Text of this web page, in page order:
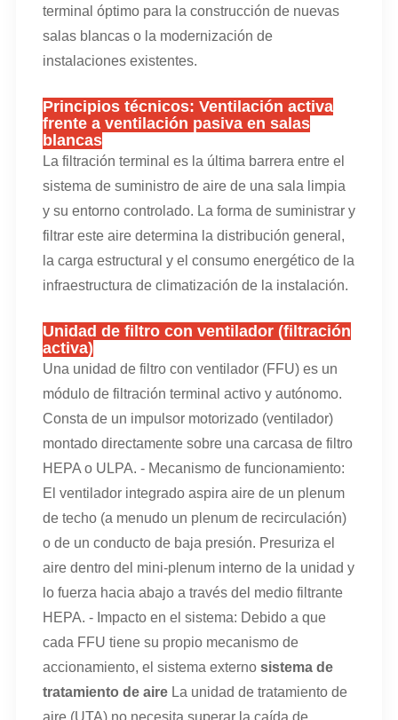
terminal óptimo para la construcción de nuevas
salas blancas o la modernización de
instalaciones existentes.
Principios técnicos: Ventilación activa
frente a ventilación pasiva en salas
blancas
La filtración terminal es la última barrera entre el
sistema de suministro de aire de una sala limpia
y su entorno controlado. La forma de suministrar y
filtrar este aire determina la distribución general,
la carga estructural y el consumo energético de la
infraestructura de climatización de la instalación.
Unidad de filtro con ventilador (filtración
activa)
Una unidad de filtro con ventilador (FFU) es un
módulo de filtración terminal activo y autónomo.
Consta de un impulsor motorizado (ventilador)
montado directamente sobre una carcasa de filtro
HEPA o ULPA. - Mecanismo de funcionamiento:
El ventilador integrado aspira aire de un plenum
de techo (a menudo un plenum de recirculación)
o de un conducto de baja presión. Presuriza el
aire dentro del mini-plenum interno de la unidad y
lo fuerza hacia abajo a través del medio filtrante
HEPA. - Impacto en el sistema: Debido a que
cada FFU tiene su propio mecanismo de
accionamiento, el sistema externo sistema de
tratamiento de aireLa unidad de tratamiento de
aire (UTA) no necesita superar la caída de